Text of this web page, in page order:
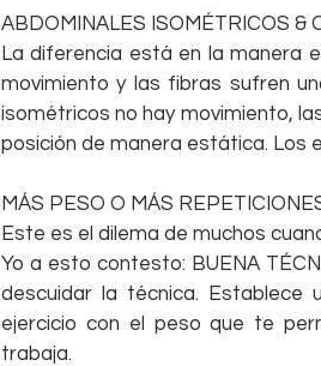
ABDOMINALES ISOMÉTRICOS &
La diferencia está en la manera
movimiento y las fibras sufren
isométricos no hay movimiento,
posición de manera estática. Los
MÁS PESO O MÁS
Este es el dilema de muchos
Yo a esto contesto: BUENA
descuidar la técnica. Establece
ejercicio con el peso que te
trabaja.